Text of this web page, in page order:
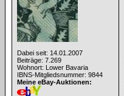
Dabei seit: 14.01.2007
Beiträge: 7.269
Wohnort: Lower Bavaria
IBNS-Mitgliedsnummer: 9844
Meine eBay-Auktionen: